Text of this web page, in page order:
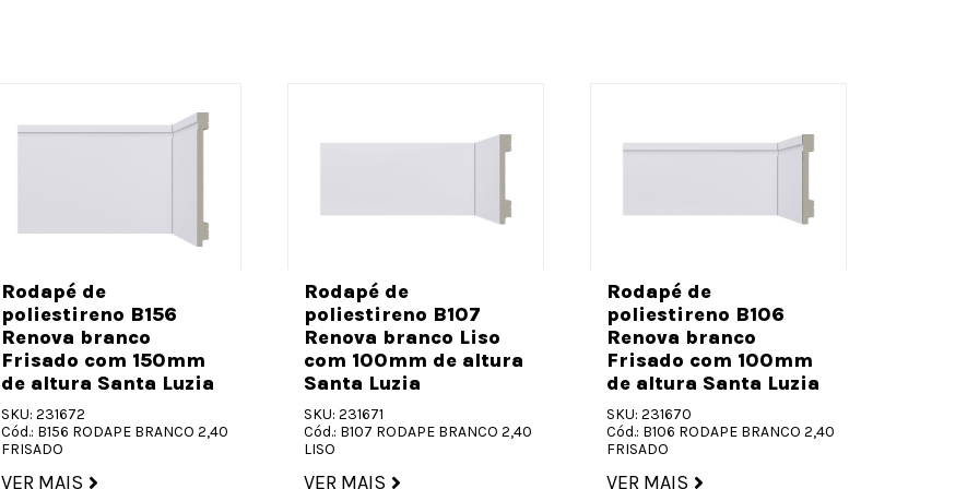
Rodapé de
poliestireno B156
Renova branco
Frisado com 150mm
de altura Santa Luzia
SKU: 231672
Cód.: B156 RODAPE BRANCO 2,40
FRISADO
VER MAIS
Rodapé de
poliestireno B107
Renova branco Liso
com 100mm de altura
Santa Luzia
SKU: 231671
Cód.: B107 RODAPE BRANCO 2,40
LISO
VER MAIS
Rodapé de
poliestireno B106
Renova branco
Frisado com 100mm
de altura Santa Luzia
SKU: 231670
Cód.: B106 RODAPE BRANCO 2,40
FRISADO
VER MAIS